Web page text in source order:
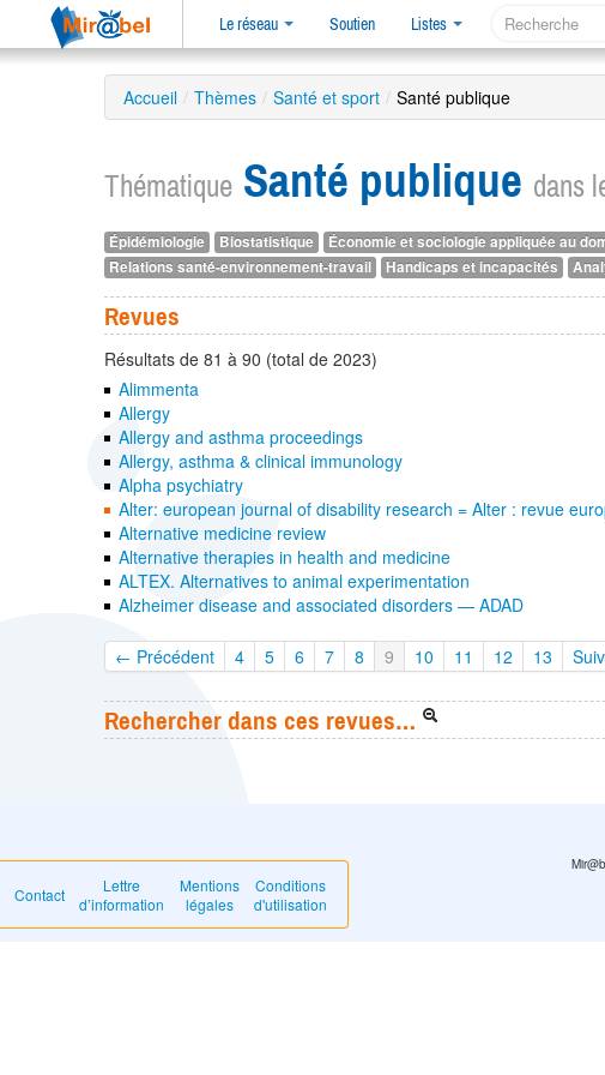
Le réseau Soutien Listes
Accueil / Thèmes / Santé et sport / Santé publique
Thématique Santé publique dans
Épidémiologie Biostatistique Économie et sociologie appliquée au
Relations santé-environnement-travail
Handicaps et incapacités
Revues
Résultats de 81 à 90 (total de 2023)
Alimmenta
Allergy
Allergy and asthma proceedings
Allergy, asthma & clinical immunology
Alpha psychiatry
Alter: european journal of disability research = Alter : revue
Alternative medicine review
Alternative therapies in health and medicine
ALTEX. Alternatives to animal experimentation
Alzheimer disease and associated disorders — ADAD
← Précédent 4 5 6 7 8 9 10 11 12 13
Rechercher dans ces revues…
Contact
Lettre
d’information
Mentions
légales
Conditions
d'utilisation